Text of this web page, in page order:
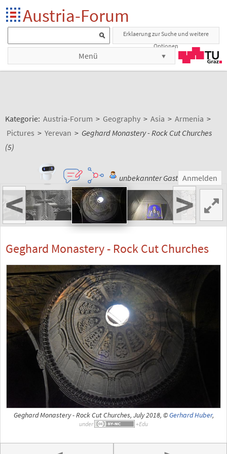
Austria-Forum
Erklaerung zur Suche und weitere
Optionen
Menü
Kategorie: Austria-Forum > Geography > Asia > Armenia >
Pictures > Yerevan > Geghard Monastery - Rock Cut Churches
(5)
unbekannter Gast Anmelden
< >
Geghard Monastery - Rock Cut Churches
Geghard Monastery - Rock Cut Churches, July 2018, ©Gerhard Huber,
under